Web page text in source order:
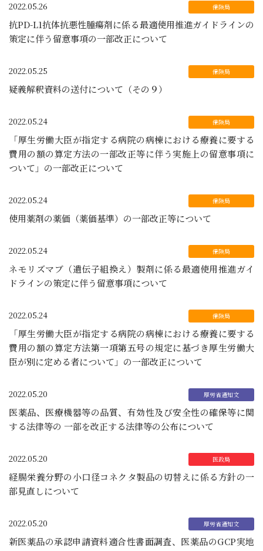
2022.05.26
抗PD-L1抗体抗悪性腫瘍剤に係る最適使用推進ガイドラインの
策定に伴う留意事項の一部改正について
2022.05.25
疑義解釈資料の送付について（その９）
2022.05.24
「厚生労働大臣が指定する病院の病棟における療養に要する
費用の額の算定方法の一部改正等に伴う実施上の留意事項に
ついて」の一部改正について
2022.05.24
使用薬剤の薬価（薬価基準）の一部改正等について
2022.05.24
ネモリズマブ（遺伝子組換え）製剤に係る最適使用推進ガイ
ドラインの策定に伴う留意事項について
2022.05.24
「厚生労働大臣が指定する病院の病棟における療養に要する
費用の額の算定方法第一項第五号の規定に基づき厚生労働大
臣が別に定める者について」の一部改正について
2022.05.20
医薬品、医療機器等の品質、有効性及び安全性の確保等に関
する法律等の 一部を改正する法律等の公布について
2022.05.20
経腸栄養分野の小口径コネクタ製品の切替えに係る方針の一
部見直しについて
2022.05.20
新医薬品の承認申請資料適合性書面調査、医薬品のGCP実地